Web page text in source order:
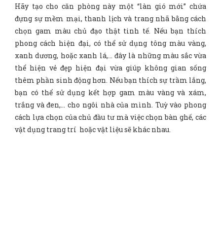
Hãy tạo cho căn phòng này một “làn gió mới” chứa
đựng sự mềm mại, thanh lịch và trang nhã bằng cách
chọn gam màu chủ đạo thật tinh tế. Nếu bạn thích
phong cách hiện đại, có thể sử dụng tông màu vàng,
xanh dương, hoặc xanh lá,… đây là những màu sắc vừa
thể hiện vẻ đẹp hiện đại vừa giúp không gian sống
thêm phần sinh động hơn. Nếu bạn thích sự trầm lắng,
bạn có thể sử dụng kết hợp gam màu vàng và xám,
trắng và đen,… cho ngôi nhà của mình. Tuỳ vào phong
cách lựa chọn của chủ đầu tư mà việc chọn bàn ghế, các
vật dụng trang trí hoặc vật liệu sẽ khác nhau.